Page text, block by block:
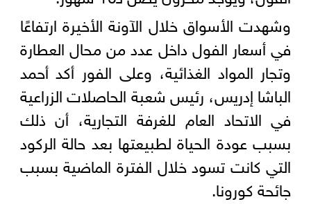
وشهدت الأسواق خلال الآونة الأخيرة ارتفاعًا
في أسعار الفول داخل عدد من محال العطارة
وتجار المواد الغذائية، وعلى الفور أكد أحمد
الباشا إدريس، رئيس شعبة الحاصلات الزراعية
في الاتحاد العام للغرفة التجارية، أن ذلك
بسبب عودة الحياة لطبيعتها بعد حالة الركود
التي كانت تسود خلال الفترة الماضية بسبب
جائحة كورونا.